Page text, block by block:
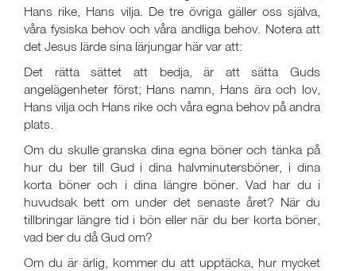
Hans rike, Hans vilja. De tre övriga gäller oss själva,
våra fysiska behov och våra andliga behov. Notera att
det Jesus lärde sina lärjungar här var att:
Det rätta sättet att bedja, är att sätta Guds
angelägenheter först; Hans namn, Hans ära och lov,
Hans vilja och Hans rike och våra egna behov på andra
plats.
Om du skulle granska dina egna böner och tänka på
hur du ber till Gud i dina halvminutersböner, i dina
korta böner och i dina längre böner. Vad har du i
huvudsak bett om under det senaste året? När du
tillbringar längre tid i bön eller när du ber korta böner,
vad ber du då Gud om?
Om du är ärlig, kommer du att upptäcka, hur mycket